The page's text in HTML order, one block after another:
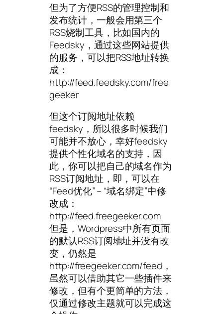
但为了方便RSS的管理控制和
发布统计，一般会用第三个
RSS烧制工具，比如国内的
Feedsky，通过这些网站提供
的服务，可以把RSS地址转换
成：
http://feed.feedsky.com/free
geeker
但这个订阅地址依赖
feedsky，所以很多时候我们
可能并不放心，幸好feedsky
提供个性化域名的支持，因
此，你可以把自己的域名作为
RSS订阅地址，即，可以在
“Feed优化” – “域名绑定”中修
改成：
http://feed.freegeeker.com
但是，Wordpress中所有页面
的默认RSS订阅地址并没有改
变，仍然是
http://freegeeker.com/feed，
虽然可以借助其它一些插件来
修改，但有个更简单的方法，
仅通过修改主题就可以完成这